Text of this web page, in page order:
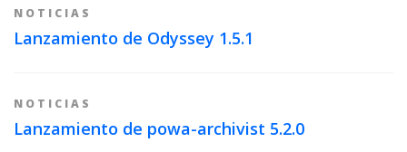
NOTICIAS
Lanzamiento de Odyssey 1.5.1
NOTICIAS
Lanzamiento de powa-archivist 5.2.0